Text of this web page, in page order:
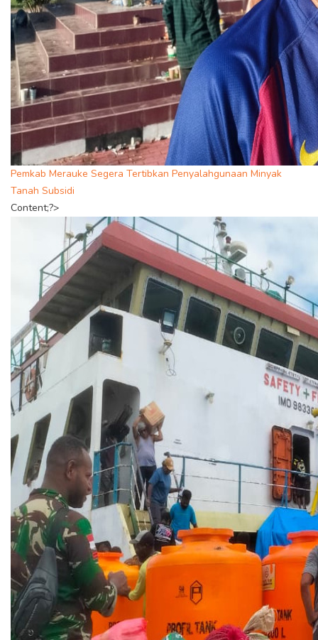
Pemkab Merauke Segera Tertibkan Penyalahgunaan Minyak
Tanah Subsidi
Content;?>